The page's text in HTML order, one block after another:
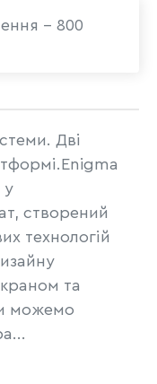
- 800
Дві
у
створений
технологій
та
можемо